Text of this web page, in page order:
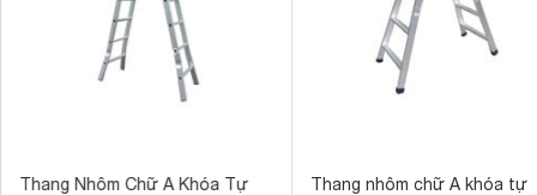
Thang Nhôm Chữ A Khóa Tự
Thang nhôm chữ A khóa tự